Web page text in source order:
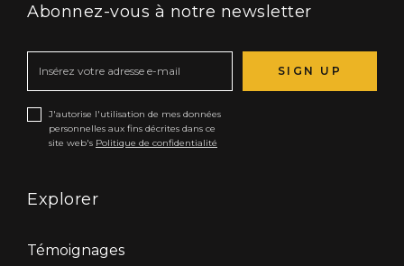
Abonnez-vous à notre newsletter
J'autorise l'utilisation de mes données
personnelles aux fins décrites dans ce
site web's Politique de confidentialité
SIGN UP
Explorer
Témoignages